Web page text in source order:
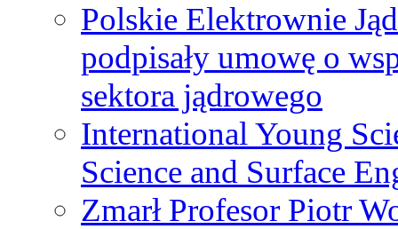
Polskie Elektrownie
podpisały umowę o
sektora jądrowego
International Young
Science and Surface
Zmarł Profesor Piotr